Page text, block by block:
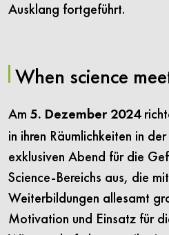
Ausklang fortgeführt.
When science
Am 5. Dezember 2024
in ihren Räumlichkeiten in
exklusiven Abend für die
Science-Bereichs aus, die
Weiterbildungen allesamt
Motivation und Einsatz für